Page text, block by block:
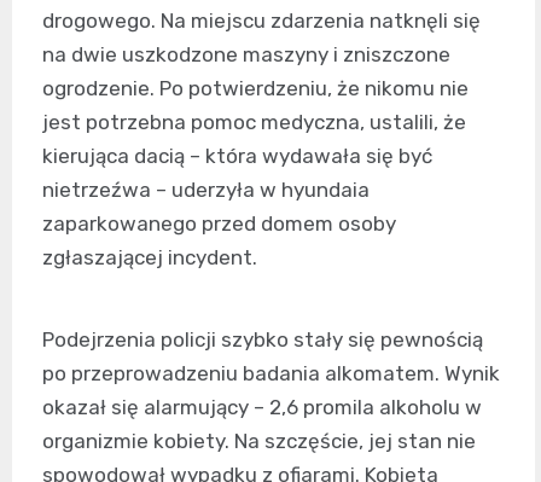
drogowego. Na miejscu zdarzenia natknęli się
na dwie uszkodzone maszyny i zniszczone
ogrodzenie. Po potwierdzeniu, że nikomu nie
jest potrzebna pomoc medyczna, ustalili, że
kierująca dacią – która wydawała się być
nietrzeźwa – uderzyła w hyundaia
zaparkowanego przed domem osoby
zgłaszającej incydent.
Podejrzenia policji szybko stały się pewnością
po przeprowadzeniu badania alkomatem. Wynik
okazał się alarmujący – 2,6 promila alkoholu w
organizmie kobiety. Na szczęście, jej stan nie
spowodował wypadku z ofiarami. Kobieta